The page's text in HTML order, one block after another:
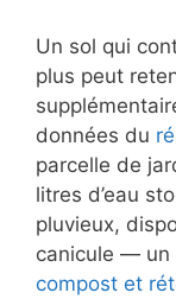
Un sol qui
plus peut
données du
parcelle de
litres d’eau
pluvieux,
canicule — un
compost et